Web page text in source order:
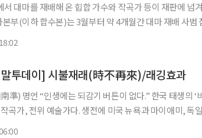
대마를 재배해 온 힙합 가수와 작곡가 등이 재판에 넘겨졌다. 22일
부(이하 합수본)는 3월부터 약 4개월간 대마 재배 사범
투데이] 시불재래(時不再來)/래깅효과
.” 한국 태생의 ‘비디오 아트 창시자’인
곡가, 전위 예술가다. 생전에 미국 뉴욕과 마이애미, 독